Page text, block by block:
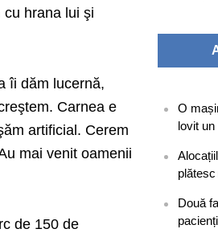
hrana lui şi
îi dăm lucernă,
Carnea e
artificial. Cerem
mai venit oamenii
de 150 de
O
lovit
Două